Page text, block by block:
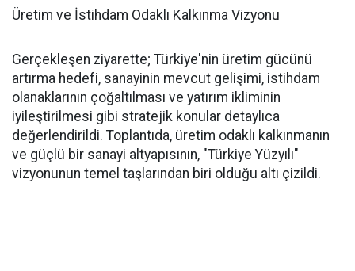
Üretim ve İstihdam Odaklı Kalkınma Vizyonu
Gerçekleşen ziyarette; Türkiye'nin üretim gücünü
artırma hedefi, sanayinin mevcut gelişimi, istihdam
olanaklarının çoğaltılması ve yatırım ikliminin
iyileştirilmesi gibi stratejik konular detaylıca
değerlendirildi. Toplantıda, üretim odaklı kalkınmanın
ve güçlü bir sanayi altyapısının, "Türkiye Yüzyılı"
vizyonunun temel taşlarından biri olduğu altı çizildi.